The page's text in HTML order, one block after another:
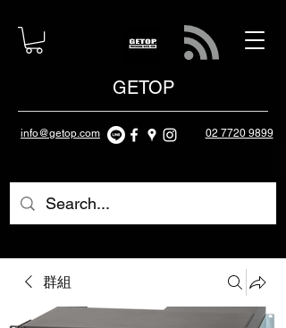
GETOP
info@getop.com 02 7720 9899
群組